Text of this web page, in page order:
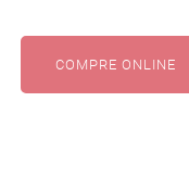
COMPRE ONLINE